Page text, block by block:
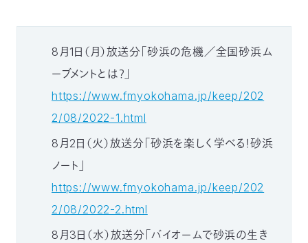
8月1日（月）放送分「砂浜の危機／全国砂浜ム
ーブメントとは？」
https://www.fmyokohama.jp/keep/202
2/08/2022-1.html
8月2日（火）放送分「砂浜を楽しく学べる！砂浜
ノート」
https://www.fmyokohama.jp/keep/202
2/08/2022-2.html
8月3日（水）放送分「バイオームで砂浜の生き